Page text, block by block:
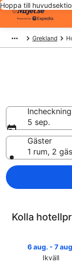
Hoppa till
Grekland
Incheckning
5 sep.
Gäster
1 rum, 2
Kolla
6 aug. - 7
Ikväll